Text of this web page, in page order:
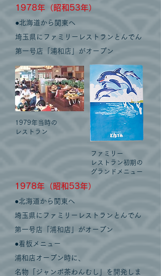
1978年（昭和53年）
●北海道から関東へ
埼玉県にファミリーレストランとんでん
第一号店「浦和店」がオープン
1979年当時の
レストラン
ファミリー
レストラン初期の
グランドメニュー
1978年（昭和53年）
●北海道から関東へ
埼玉県にファミリーレストランとんでん
第一号店「浦和店」がオープン
●看板メニュー
浦和店オープン時に、
名物「ジャンボ茶わんむし」を開発しま